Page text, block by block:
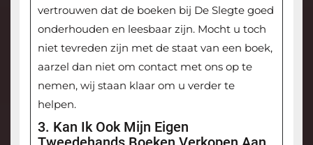
vertrouwen dat de boeken bij De Slegte goed
onderhouden en leesbaar zijn. Mocht u toch
niet tevreden zijn met de staat van een boek,
aarzel dan niet om contact met ons op te
nemen, wij staan klaar om u verder te
helpen.
3. Kan Ik Ook Mijn Eigen